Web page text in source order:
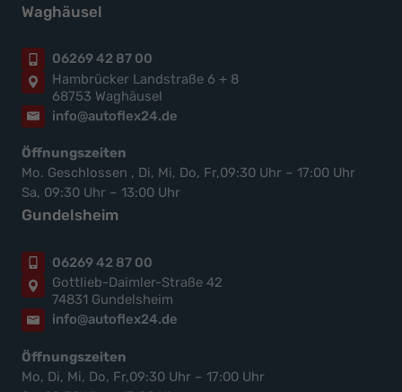
Waghäusel
06269 42 87 00
Hambrücker Landstraße 6 + 8
68753 Waghäusel
info@autoflex24.de
Öffnungszeiten
Mo. Geschlossen , Di, Mi, Do, Fr,09:30 Uhr – 17:00 Uhr
Sa, 09:30 Uhr – 13:00 Uhr
Gundelsheim
06269 42 87 00
Gottlieb-Daimler-Straße 42
74831 Gundelsheim
info@autoflex24.de
Öffnungszeiten
Mo, Di, Mi, Do, Fr,09:30 Uhr – 17:00 Uhr